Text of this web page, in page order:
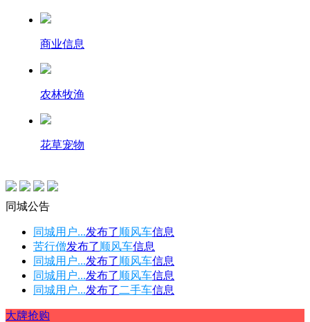
商业信息
农林牧渔
花草宠物
同城公告
同城用户...发布了顺风车信息
苦行僧发布了顺风车信息
同城用户...发布了顺风车信息
同城用户...发布了顺风车信息
同城用户...发布了 二手车信息
大牌抢购